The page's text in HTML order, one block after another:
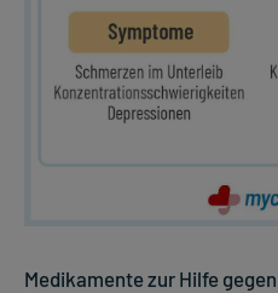
Medikamente zur Hilfe